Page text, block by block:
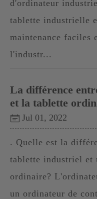
d'ordinateur
tablette industrielle
maintenance faciles
l'industr...
La différence
et la tablette
Jul 01, 2022
. Quelle est la
tablette industriel et
ordinaire?
un ordinateur de